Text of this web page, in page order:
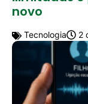
novo
Tecnologia 2